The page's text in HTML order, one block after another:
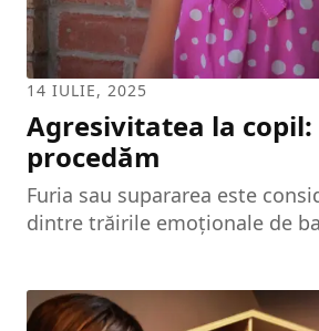
14 IULIE, 2025
Agresivitatea la copil:
procedăm
Furia sau supararea este
dintre trăirile emoţionale de
mai tîrziu în dezvoltarea